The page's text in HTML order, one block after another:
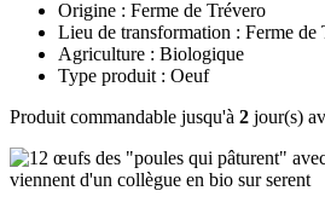
Origine : Ferme de Trévero
Lieu de transformation : Ferme de
Agriculture : Biologique
Type produit : Oeuf
Produit commandable jusqu'à 2 jour(s)